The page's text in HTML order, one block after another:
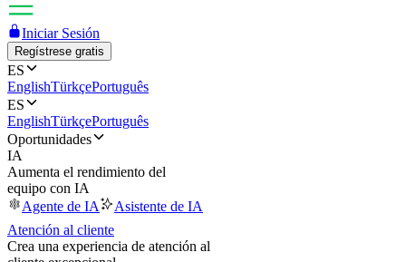
Iniciar Sesión
Regístrese gratis
ES
EnglishTürkçePortuguês
ES
EnglishTürkçePortuguês
Oportunidades
IA
Aumenta el rendimiento del
equipo con IA
Agente de IA
Asistente de IA
Atención al cliente
Crea una experiencia de atención al